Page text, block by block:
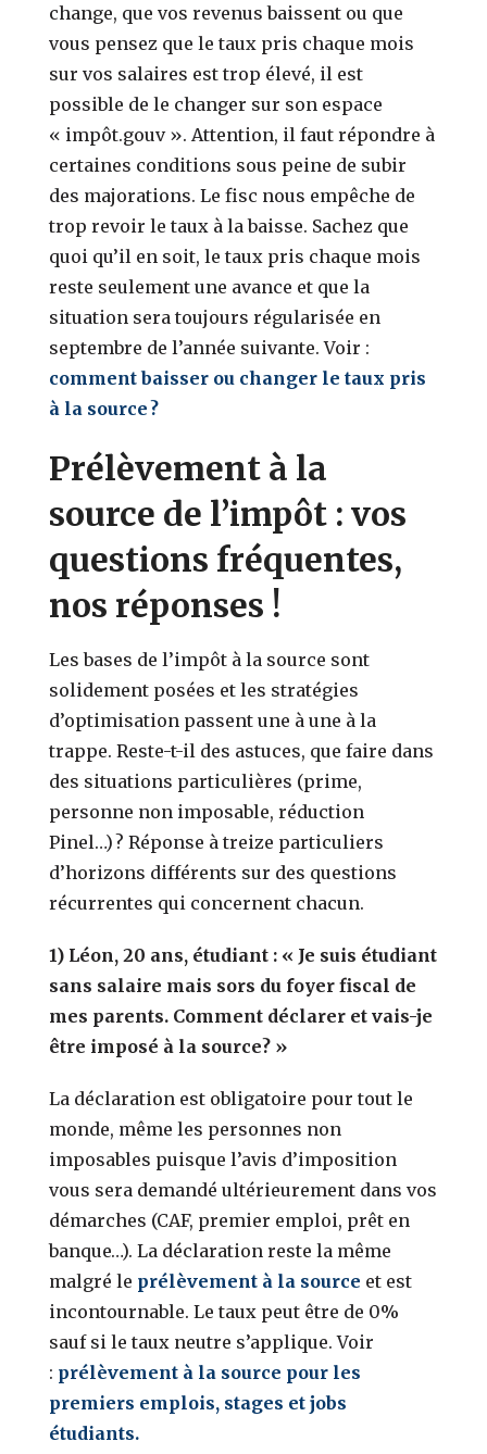
change, que vos revenus baissent ou que
vous pensez que le taux pris chaque mois
sur vos salaires est trop élevé, il est
possible de le changer sur son espace
« impôt.gouv ». Attention, il faut répondre à
certaines conditions sous peine de subir
des majorations. Le fisc nous empêche de
trop revoir le taux à la baisse. Sachez que
quoi qu’il en soit, le taux pris chaque mois
reste seulement une avance et que la
situation sera toujours régularisée en
septembre de l’année suivante. Voir :
comment baisser ou changer le taux pris
à la source ?
Prélèvement à la
source de l’impôt : vos
questions fréquentes,
nos réponses !
Les bases de l’impôt à la source sont
solidement posées et les stratégies
d’optimisation passent une à une à la
trappe. Reste-t-il des astuces, que faire dans
des situations particulières (prime,
personne non imposable, réduction
Pinel…) ? Réponse à treize particuliers
d’horizons différents sur des questions
récurrentes qui concernent chacun.
1) Léon, 20 ans, étudiant : « Je suis étudiant
sans salaire mais sors du foyer fiscal de
mes parents. Comment déclarer et vais-je
être imposé à la source? »
La déclaration est obligatoire pour tout le
monde, même les personnes non
imposables puisque l’avis d’imposition
vous sera demandé ultérieurement dans vos
démarches (CAF, premier emploi, prêt en
banque…). La déclaration reste la même
malgré le prélèvement à la source et est
incontournable. Le taux peut être de 0%
sauf si le taux neutre s’applique. Voir
: prélèvement à la source pour les
premiers emplois, stages et jobs
étudiants.